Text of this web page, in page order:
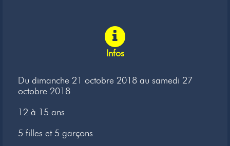
Newsletter
Infos
Du dimanche 21 octobre 2018 au samedi 27
octobre 2018
12 à 15 ans
5 filles et 5 garçons